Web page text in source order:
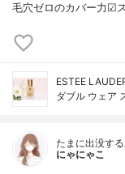
毛穴ゼロのカバー力☑︎
ESTEE
ダブル ウェア
たまに出没す
にゃにゃこ